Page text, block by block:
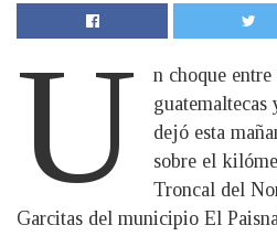
U
n choque
dejó esta
sobre el
Troncal del
Garcitas del municipio El